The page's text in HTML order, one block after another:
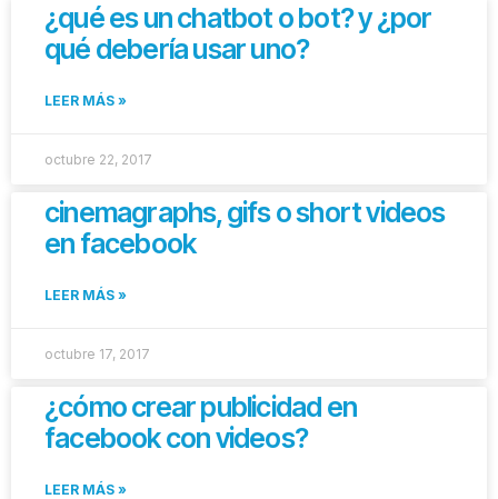
¿qué es un chatbot o bot? y ¿por
qué debería usar uno?
LEER MÁS »
octubre 22, 2017
cinemagraphs, gifs o short videos
en facebook
LEER MÁS »
octubre 17, 2017
¿cómo crear publicidad en
facebook con videos?
LEER MÁS »